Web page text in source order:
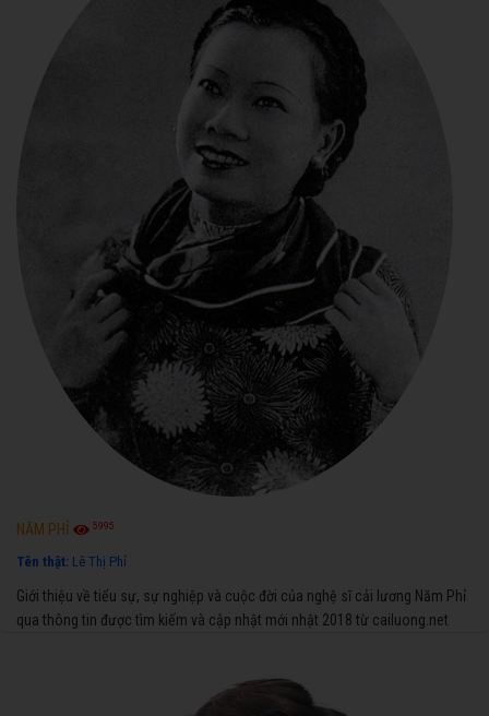
NĂM PHỈ 5995
Tên thật: Lê Thị Phỉ
Giới thiệu về tiểu sự, sự nghiệp và cuộc đời của nghệ sĩ cải lương Năm Phỉ
qua thông tin được tìm kiếm và cập nhật mới nhật 2018 từ cailuong.net